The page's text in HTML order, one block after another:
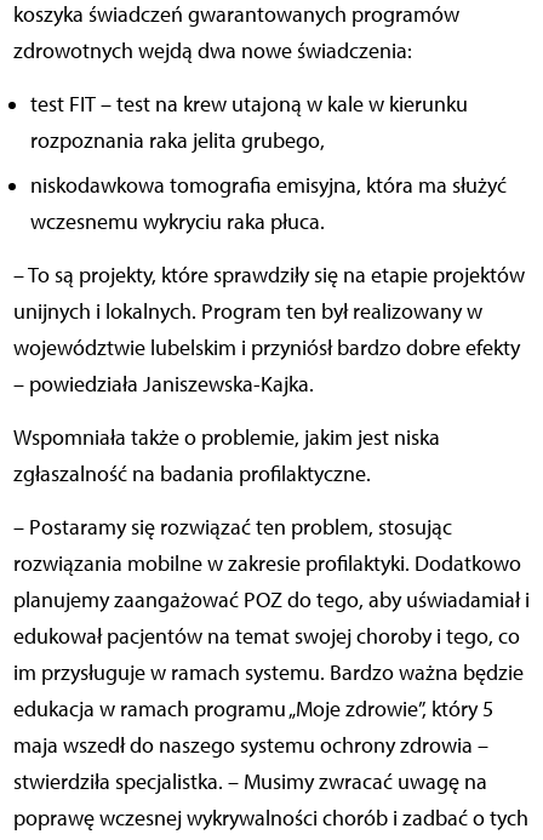
koszyka świadczeń gwarantowanych programów
zdrowotnych wejdą dwa nowe świadczenia:
test FIT – test na krew utajoną w kale w kierunku
rozpoznania raka jelita grubego,
niskodawkowa tomografia emisyjna, która ma służyć
wczesnemu wykryciu raka płuca.
– To są projekty, które sprawdziły się na etapie projektów
unijnych i lokalnych. Program ten był realizowany w
województwie lubelskim i przyniósł bardzo dobre efekty
– powiedziała Janiszewska-Kajka.
Wspomniała także o problemie, jakim jest niska
zgłaszalność na badania profilaktyczne.
– Postaramy się rozwiązać ten problem, stosując
rozwiązania mobilne w zakresie profilaktyki. Dodatkowo
planujemy zaangażować POZ do tego, aby uświadamiał i
edukował pacjentów na temat swojej choroby i tego, co
im przysługuje w ramach systemu. Bardzo ważna będzie
edukacja w ramach programu „Moje zdrowie”, który 5
maja wszedł do naszego systemu ochrony zdrowia –
stwierdziła specjalistka. – Musimy zwracać uwagę na
poprawę wczesnej wykrywalności chorób i zadbać o tych